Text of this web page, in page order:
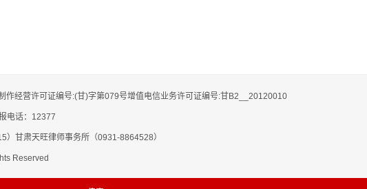
经营许可证编号:(甘)字第079号增值电信业务许可证编号:甘B2__20120010
电话：12377
甘肃天旺律师事务所（0931-8864528）
Reserved